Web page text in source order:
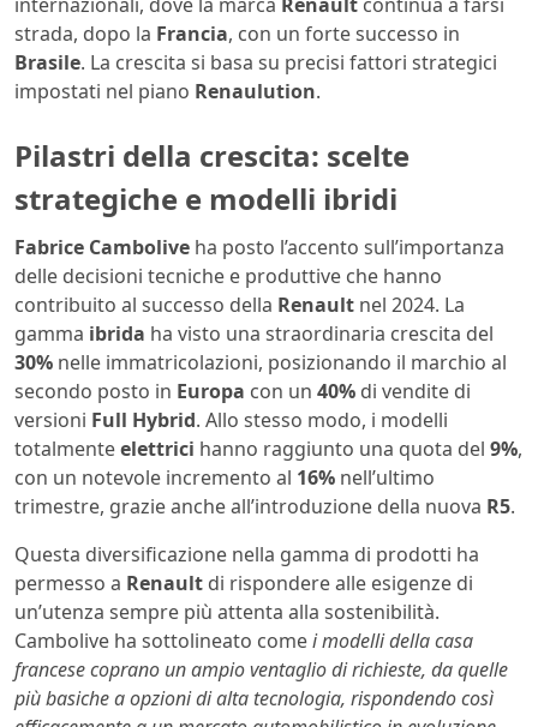
strada, dopo la Francia, con un forte successo in
Brasile. La crescita si basa su precisi fattori strategici
impostati nel piano Renaulution.
Pilastri della crescita: scelte
strategiche e modelli ibridi
Fabrice Cambolive ha posto l’accento sull’importanza
delle decisioni tecniche e produttive che hanno
contribuito al successo della Renault nel 2024. La
gamma ibrida ha visto una straordinaria crescita del
30% nelle immatricolazioni, posizionando il marchio al
secondo posto in Europa con un 40% di vendite di
versioni Full Hybrid. Allo stesso modo, i modelli
totalmenteelettrici hanno raggiunto una quota del 9%,
con un notevole incremento al 16% nell’ultimo
trimestre, grazie anche all’introduzione della nuova R5.
Questa diversificazione nella gamma di prodotti ha
permesso a Renault di rispondere alle esigenze di
un’utenza sempre più attenta alla sostenibilità.
Cambolive ha sottolineato comei modelli della casa
francese coprano un ampio ventaglio di richieste, da quelle
più basiche a opzioni di alta tecnologia, rispondendo così